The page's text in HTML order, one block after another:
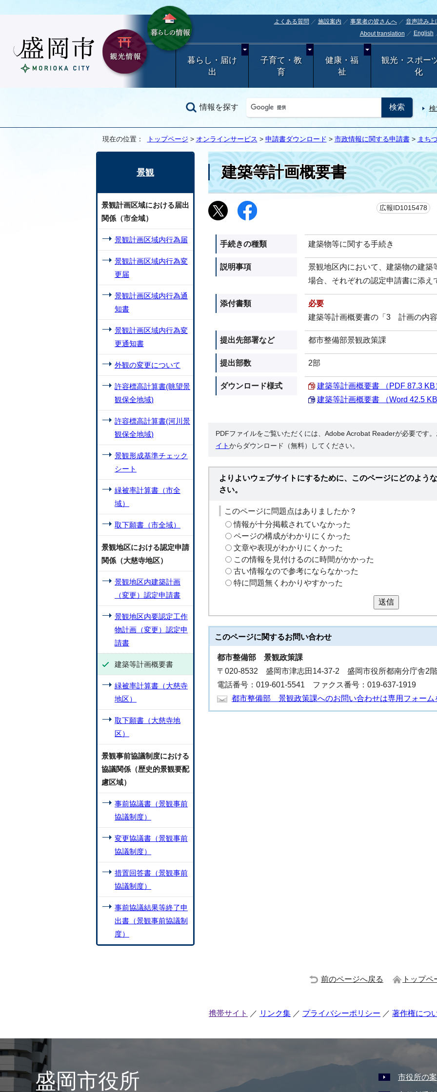
よくある質問 施設案内 事業者の皆さんへ 音声読み上
About translation
English
暮らし・届け
出
子育て・教
育
健康・福
祉
観光・スポー
化
情報を探す
現在の位置： トップページ > オンラインサービス > 申請書ダウンロード > 市政情報に関する申請書> まち
建築等計画概要書
広報ID1015478
手続きの種類 建築物等に関する手続き
説明事項
景観地区内において、建築物の建築
場合、それぞれの認定申請書に添え
添付書類
必要
建築等計画概要書の「3 計画の内
提出先部署など 都市整備部景観政策課
提出部数 2部
ダウンロード様式
建築等計画概要書 （PDF 87.3 KB
建築等計画概要書 （Word 42.5 KB
PDFファイルをご覧いただくには、Adobe Acrobat Readerが必要です
イトからダウンロード（無料）してください。
よりよいウェブサイトにするために、このページにどのよう
さい。
このページに問題点はありましたか？
情報が十分掲載されていなかった
ページの構成がわかりにくかった
文章や表現がわかりにくかった
この情報を見付けるのに時間がかかった
古い情報なので参考にならなかった
特に問題無くわかりやすかった
送信
このページに関するお問い合わせ
都市整備部 景観政策課
〒020-8532 盛岡市津志田14-37-2 盛岡市役所都南分庁舎2階
電話番号：019-601-5541 ファクス番号：019-637-1919
都市整備部 景観政策課へのお問い合わせは専用フォーム
景観
景観計画区域における届出
関係（市全域）
景観計画区域内行為届
景観計画区域内行為変
更届
景観計画区域内行為通
知書
景観計画区域内行為変
更通知書
外観の変更について
許容標高計算書(眺望景
観保全地域)
許容標高計算書(河川景
観保全地域)
景観形成基準チェック
シート
緑被率計算書（市全
域）
取下願書（市全域）
景観地区における認定申請
関係（大慈寺地区）
景観地区内建築計画
（変更）認定申請書
景観地区内要認定工作
物計画（変更）認定申
請書
建築等計画概要書
緑被率計算書（大慈寺
地区）
取下願書（大慈寺地
区）
景観事前協議制度における
協議関係（歴史的景観要配
慮区域）
事前協議書（景観事前
協議制度）
変更協議書（景観事前
協議制度）
措置回答書（景観事前
協議制度）
事前協議結果等終了申
出書（景観事前協議制
度）
前のページへ戻る トップペ
携帯サイト リンク集 プライバシーポリシー 著作権につ
盛岡市役所 市役所の